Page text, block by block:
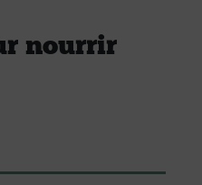
nourrir